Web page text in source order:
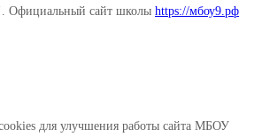
. Официальный сайт школы https://мбоу9.рф
для улучшения работы сайта МБОУ